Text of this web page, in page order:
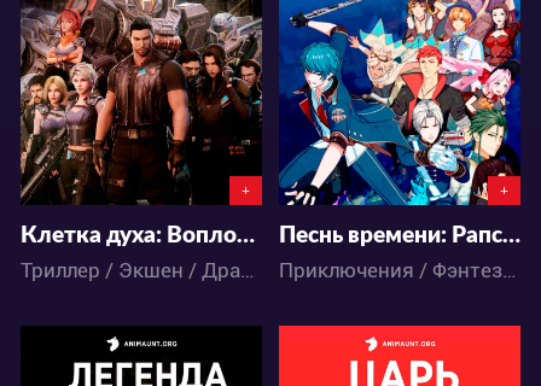
17 124
+
Клетка духа: Воплощение 2
Триллер / Экшен / Драма / Ужасы / Фантастика / Аниме
12 14
+
Песнь времени: Рапсодия цветка и пламени
Приключения / Фэнтези / Аниме